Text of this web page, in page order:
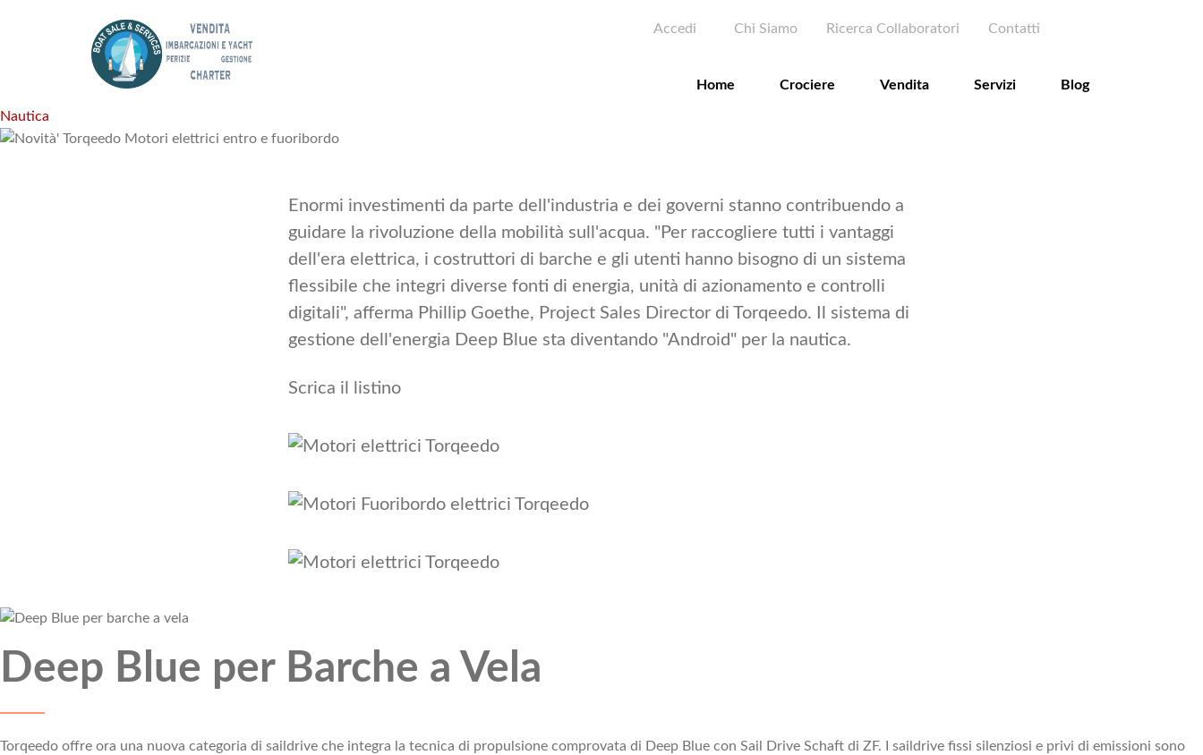
Menu profilo utente
Accedi Secondary menu
Chi Siamo Ricerca Collaboratori Contatti
Cerca
Home Crociere Vendita Servizi Blog
Nautica
Enormi investimenti da parte dell'industria e dei governi stanno contribuendo a
guidare la rivoluzione della mobilità sull'acqua. "Per raccogliere tutti i vantaggi
dell'era elettrica, i costruttori di barche e gli utenti hanno bisogno di un sistema
flessibile che integri diverse fonti di energia, unità di azionamento e controlli
digitali", afferma Phillip Goethe, Project Sales Director di Torqeedo. Il sistema di
gestione dell'energia Deep Blue sta diventando "Android" per la nautica.
Scrica il listino
Deep Blue per Barche a Vela
Torqeedo offre ora una nuova categoria di saildrive che integra la tecnica di propulsione comprovata di Deep Blue con Sail Drive Schaft di ZF. I saildrive fissi silenziosi e privi di emissioni sono